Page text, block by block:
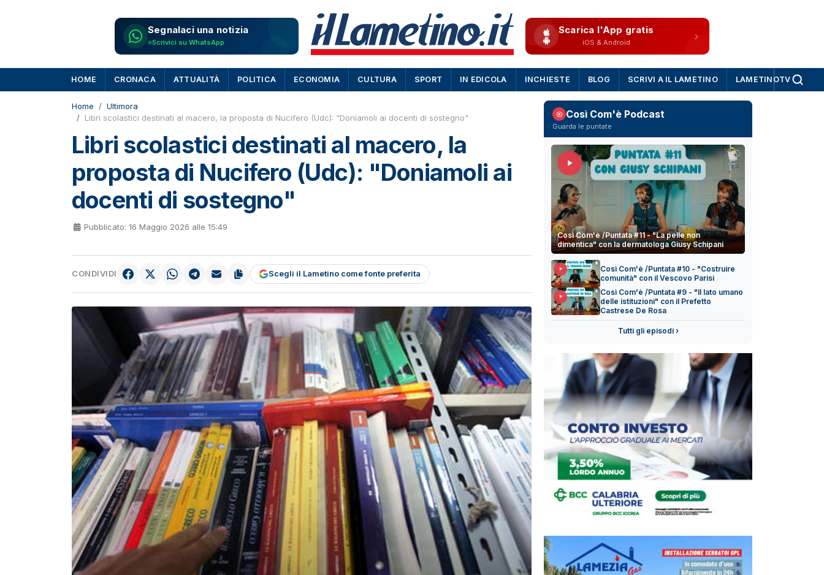
Segnalaci una notizia
Scrivici su WhatsApp
Scarica l'App gratis
iOS & Android
HOME CRONACA ATTUALITÀ POLITICA ECONOMIA CULTURA SPORT IN EDICOLA INCHIESTE BLOG SCRIVI A IL LAMETINO LAMETINOTV
Home
Ultimora
Libri scolastici destinati al macero, la proposta di Nucifero (Udc): "Doniamoli ai docenti di sostegno"
Libri scolastici destinati al macero, la
proposta di Nucifero (Udc): "Doniamoli ai
docenti di sostegno"
Pubblicato: 16 Maggio 2026 alle 15:49
CONDIVIDI Scegli il Lametino come fonte preferita
Così Com'è Podcast
Guarda le puntate
Così Com'è /Puntata #11 - "La pelle non
dimentica" con la dermatologa Giusy Schipani
Così Com'è /Puntata #10 - "Costruire
comunità" con il Vescovo Parisi
Così Com'è /Puntata #9 - "Il lato umano
delle istituzioni" con il Prefetto
Castrese De Rosa
Tutti gli episodi ›